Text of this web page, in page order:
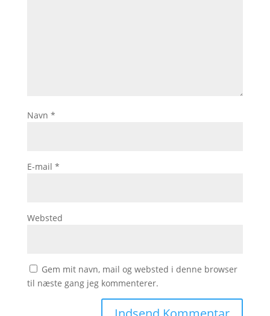
Navn *
E-mail *
Websted
Gem mit navn, mail og websted i denne browser
til næste gang jeg kommenterer.